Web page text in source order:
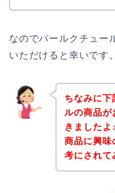
なのでパールクチュー
いただけると幸いです。
ちなみに下
ルの商品
きました
商品に興味
考にされて